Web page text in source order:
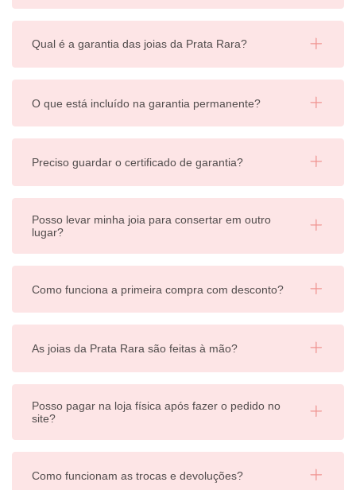
Qual é a garantia das joias da Prata Rara?
O que está incluído na garantia permanente?
Preciso guardar o certificado de garantia?
Posso levar minha joia para consertar em outro
lugar?
Como funciona a primeira compra com desconto?
As joias da Prata Rara são feitas à mão?
Posso pagar na loja física após fazer o pedido no
site?
Como funcionam as trocas e devoluções?